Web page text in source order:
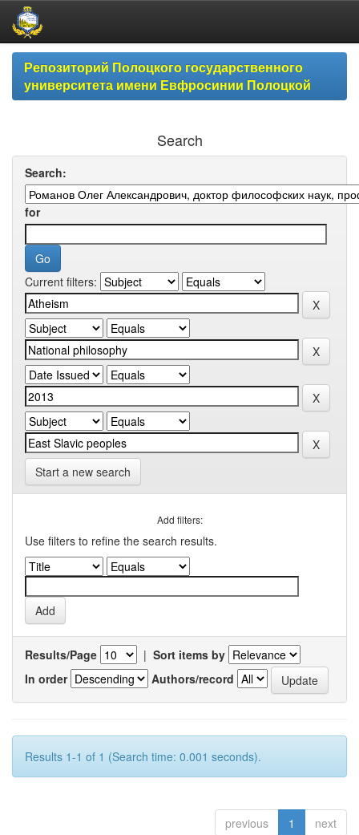
Skip
navigationРепозиторий Полоцкого государственного
университета имени Евфросинии Полоцкой
Search
Search:
for
Current filters:
Start a new search
Add filters:
Use filters to refine the search results.
Results/Page | Sort items by
In order
Authors/record
Results 1-1 of 1 (Search time: 0.001 seconds).
previous 1 next